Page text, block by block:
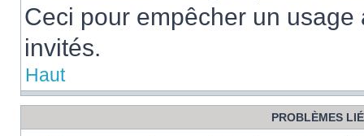
Ceci pour empêcher un
invités.
Haut
PROBLÈMES